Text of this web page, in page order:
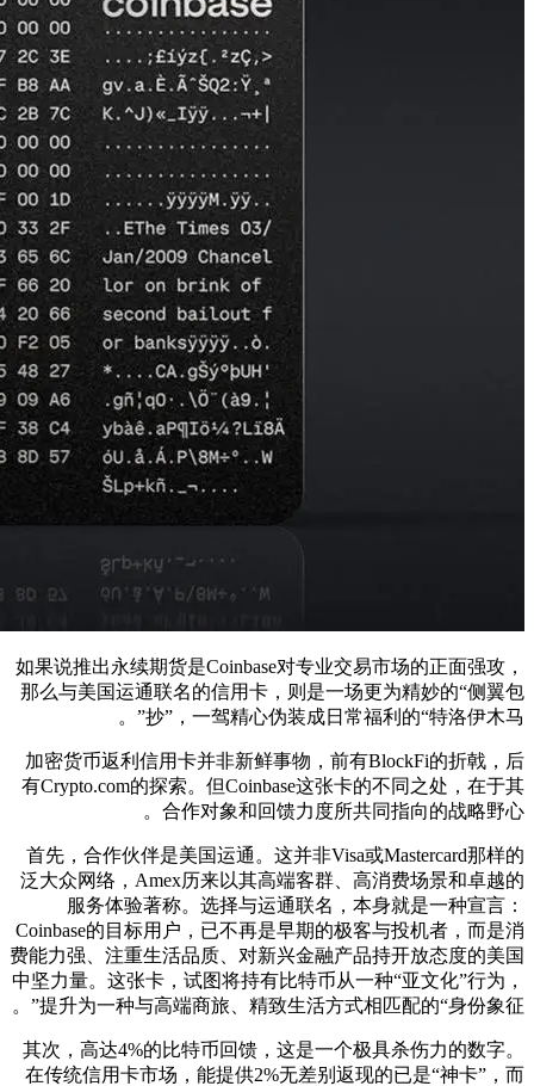
如果说推出永续期货是Coinbase对专业交易市场的正面强攻，
那么与美国运通联名的信用卡，则是一场更为精妙的“侧翼包
抄”，一驾精心伪装成日常福利的“特洛伊木马”。
加密货币返利信用卡并非新鲜事物，前有BlockFi的折戟，后
有Crypto.com的探索。但Coinbase这张卡的不同之处，在于其
合作对象和回馈力度所共同指向的战略野心。
首先，合作伙伴是美国运通。这并非Visa或Mastercard那样的
泛大众网络，Amex历来以其高端客群、高消费场景和卓越的
服务体验著称。选择与运通联名，本身就是一种宣言：
Coinbase的目标用户，已不再是早期的极客与投机者，而是消
费能力强、注重生活品质、对新兴金融产品持开放态度的美国
中坚力量。这张卡，试图将持有比特币从一种“亚文化”行为，
提升为一种与高端商旅、精致生活方式相匹配的“身份象征”。
其次，高达4%的比特币回馈，这是一个极具杀伤力的数字。
在传统信用卡市场，能提供2%无差别返现的已是“神卡”，而